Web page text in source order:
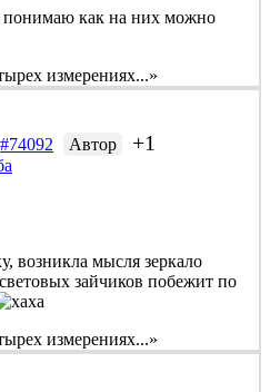
понимаю как на них можно
измерениях...»
#74092 Автор +1
возникла мысля зеркало
зайчиков побежит по
измерениях...»